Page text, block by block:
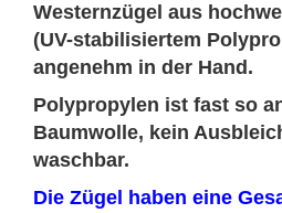
Westernzügel aus
(UV-stabilisiertem
angenehm in der Hand.
Polypropylen ist fast so
Baumwolle, kein
waschbar.
Die Zügel haben eine